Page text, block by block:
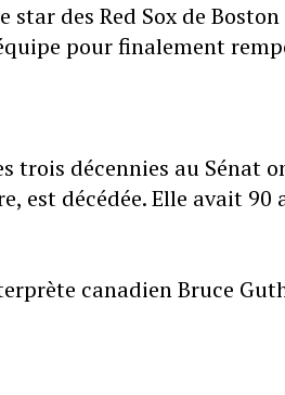
star des Red Sox de
pour finalement
trois décennies au Sénat
est décédée. Elle avait 90
canadien Bruce